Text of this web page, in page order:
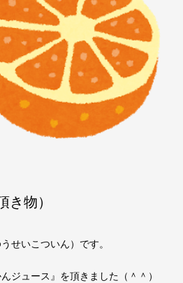
き物）
せいこついん）です。
ジュース』を頂きました（＾＾）